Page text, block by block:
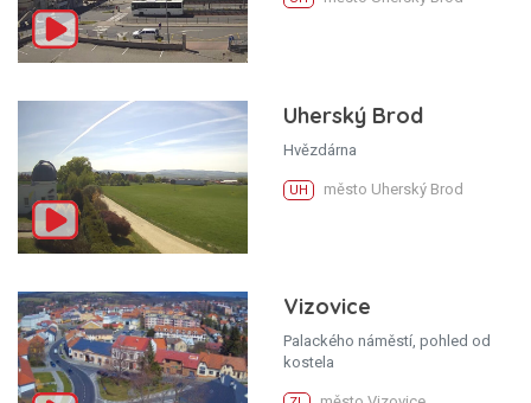
Uherský Brod
Hvězdárna
UH město Uherský Brod
Vizovice
Palackého náměstí, pohled od
kostela